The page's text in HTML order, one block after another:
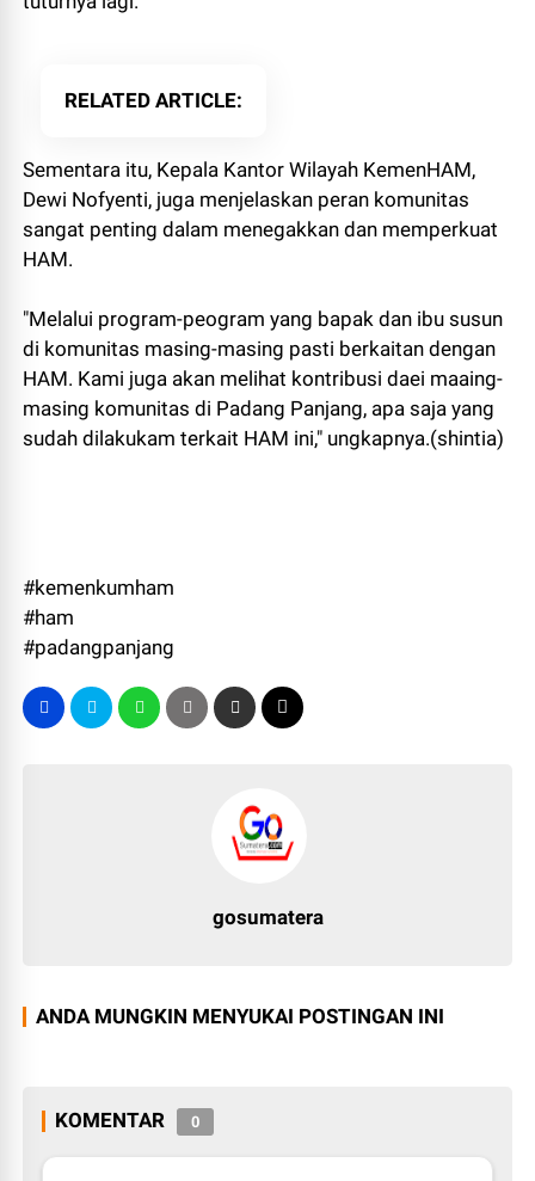
RELATED ARTICLE
Sementara itu, Kepala Kantor Wilayah KemenHAM,
Dewi Nofyenti, juga menjelaskan peran komunitas
sangat penting dalam menegakkan dan memperkuat
HAM.
"Melalui program-peogram yang bapak dan ibu susun
di komunitas masing-masing pasti berkaitan dengan
HAM. Kami juga akan melihat kontribusi daei maaing-
masing komunitas di Padang Panjang, apa saja yang
sudah dilakukam terkait HAM ini," ungkapnya.(shintia)
#kemenkumham
#ham
#padangpanjang
gosumatera
ANDA MUNGKIN MENYUKAI POSTINGAN INI
KOMENTAR 0